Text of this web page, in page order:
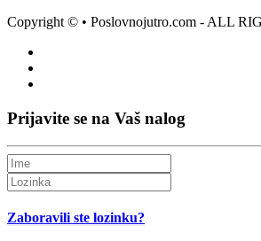
Copyright © • Poslovnojutro.com - ALL
Prijavite se na Vaš nalog
Zaboravili ste lozinku?